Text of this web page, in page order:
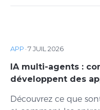
APP ·7 JUIL 2026
IA multi-agents :
développent des
Découvrez ce que